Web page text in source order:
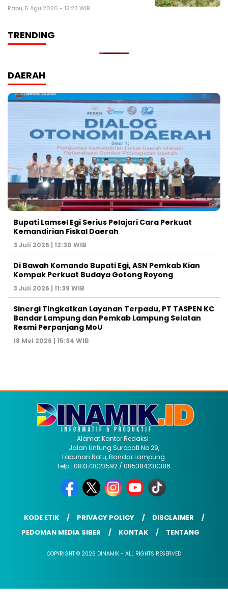
Rabu, 5 Agu 2026 - 12:23 WIB
TRENDING
DAERAH
Bupati Lamsel Egi Serius Pelajari Cara Perkuat
Kemandirian Fiskal Daerah
3 Juli 2026 | 12:30 WIB
Di Bawah Komando Bupati Egi, ASN Pemkab Kian
Kompak Perkuat Budaya Gotong Royong
3 Juli 2026 | 11:39 WIB
Sinergi Tingkatkan Layanan Terpadu, PT TASPEN KC
Bandar Lampung dan Pemkab Lampung Selatan
Resmi Perpanjang MoU
18 Mei 2026 | 15:34 WIB
Alamat Kantor Redaksi :
Jalan Untung Suropati No 29,
Labuhan Ratu, Bandar Lampung.
Telp : 081373023592 / 085384230386.
KODE ETIK PRIVACY POLICY
DISCLAIMER
PEDOMAN MEDIA SIBER
KONTAK TENTANG
COPYRIGHT © 2026 DINAMIK - ALL RIGHTS RESERVED